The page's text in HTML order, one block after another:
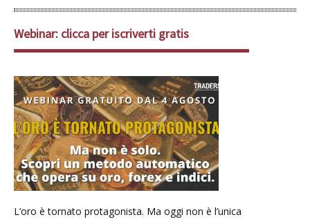
Webinar: clicca per iscriverti gratis
L’oro è tornato protagonista. Ma oggi non è l’unica